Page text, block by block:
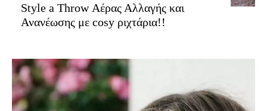
Style a Throw Αέρας Αλλαγής και
Ανανέωσης με cosy ριχτάρια!!